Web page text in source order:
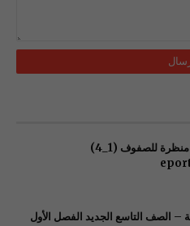
رابط الدخول لمنصة منظرة للصفوف (1_4)
– الصف التاسع الجديد الفصل الأول